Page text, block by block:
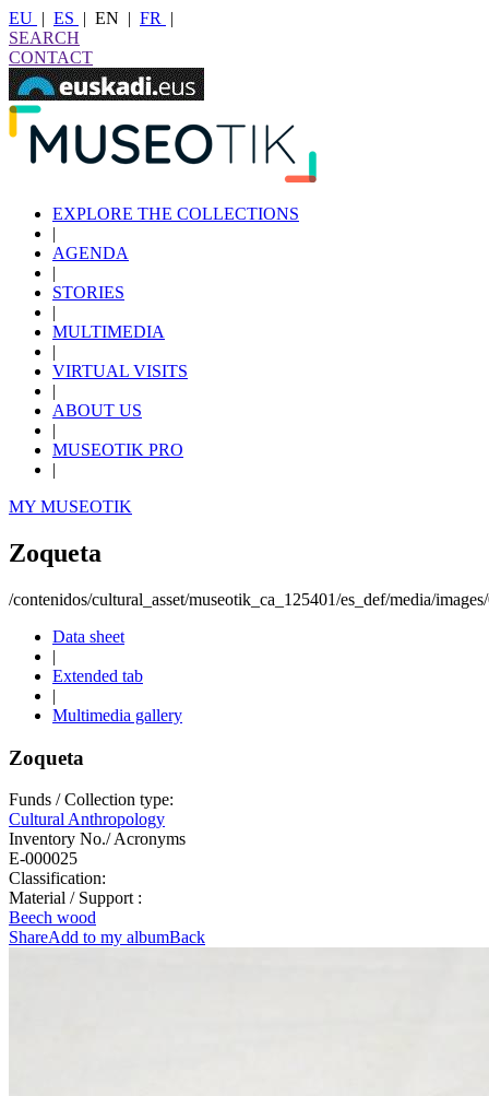
EU | ES | EN | FR
|
SEARCH
CONTACT
EXPLORE THE COLLECTIONS
|
AGENDA
|
STORIES
|
MULTIMEDIA
|
VIRTUAL VISITS
|
ABOUT US
|
MUSEOTIK PRO
|
MY MUSEOTIK
Zoqueta
/contenidos/cultural_asset/museotik_ca_125401/es_def/media/
Data sheet
|
Extended tab
|
Multimedia gallery
Zoqueta
Funds / Collection type:
Cultural Anthropology
Inventory No./ Acronyms
E-000025
Classification:
Material / Support :
Beech wood
ShareAdd to my albumBack